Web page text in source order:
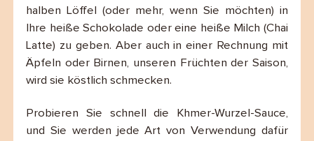
halben Löffel (oder mehr, wenn Sie möchten) in
Ihre heiße Schokolade oder eine heiße Milch (Chai
Latte) zu geben. Aber auch in einer Rechnung mit
Äpfeln oder Birnen, unseren Früchten der Saison,
wird sie köstlich schmecken.
Probieren Sie schnell die Khmer-Wurzel-Sauce,
und Sie werden jede Art von Verwendung dafür